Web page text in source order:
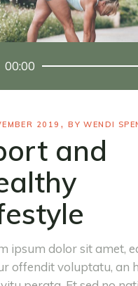
00:00
2019 BY WENDI
and
ipsum dolor sit amet,
offendit voluptatu, an